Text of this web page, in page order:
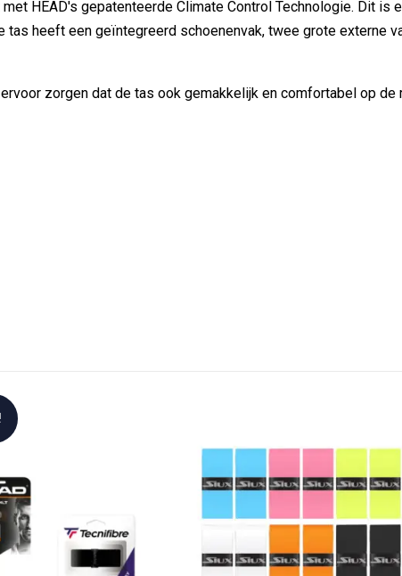
HEAD's gepatenteerde Climate Control Technologie. Dit is
heeft een geïntegreerd schoenenvak, twee grote externe
zorgen dat de tas ook gemakkelijk en comfortabel op de